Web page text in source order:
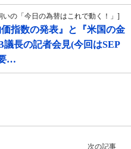
の「今日の為替はこれで動く！」]
指数の発表』と『米国の金
長の記者会見(今回はSEP
…
次の記事